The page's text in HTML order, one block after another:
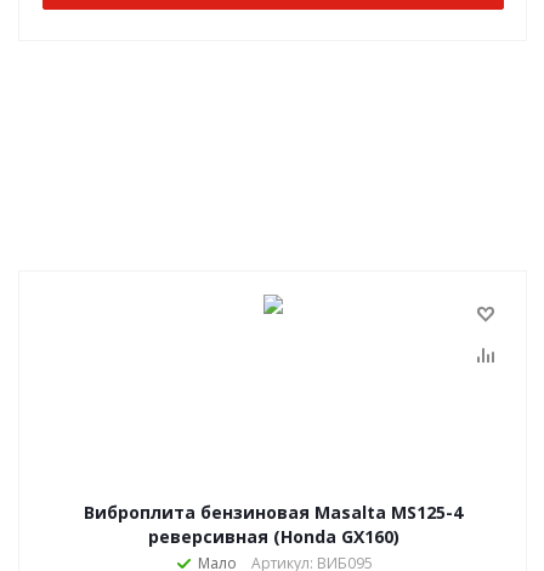
Виброплита бензиновая Masalta MS125-4
реверсивная (Honda GX160)
Мало Артикул: ВИБ095